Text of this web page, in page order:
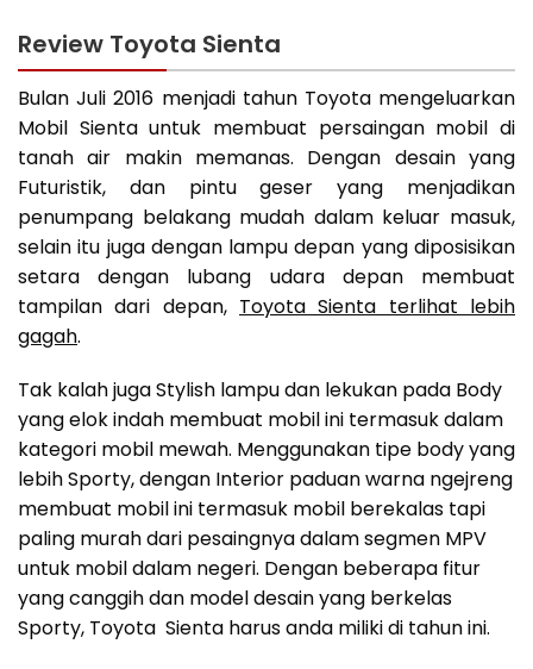
Review Toyota Sienta
Bulan Juli 2016 menjadi tahun Toyota mengeluarkan
Mobil Sienta untuk membuat persaingan mobil di
tanah air makin memanas. Dengan desain yang
Futuristik, dan pintu geser yang menjadikan
penumpang belakang mudah dalam keluar masuk,
selain itu juga dengan lampu depan yang diposisikan
setara dengan lubang udara depan membuat
tampilan dari depan, Toyota Sienta terlihat lebih
gagah.
Tak kalah juga Stylish lampu dan lekukan pada Body
yang elok indah membuat mobil ini termasuk dalam
kategori mobil mewah. Menggunakan tipe body yang
lebih Sporty, dengan Interior paduan warna ngejreng
membuat mobil ini termasuk mobil berekalas tapi
paling murah dari pesaingnya dalam segmen MPV
untuk mobil dalam negeri. Dengan beberapa fitur
yang canggih dan model desain yang berkelas
Sporty, Toyota Sienta harus anda miliki di tahun ini.